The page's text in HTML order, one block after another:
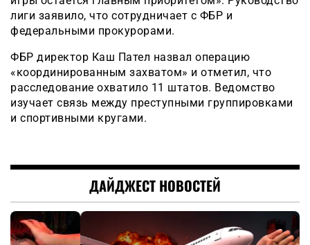
лиги заявило, что сотрудничает с ФБР и
федеральными прокурорами.
ФБР директор Каш Пател назвал операцию
«координированным захватом» и отметил, что
расследование охватило 11 штатов. Ведомство
изучает связь между преступными группировками
и спортивными кругами.
ДАЙДЖЕСТ НОВОСТЕЙ